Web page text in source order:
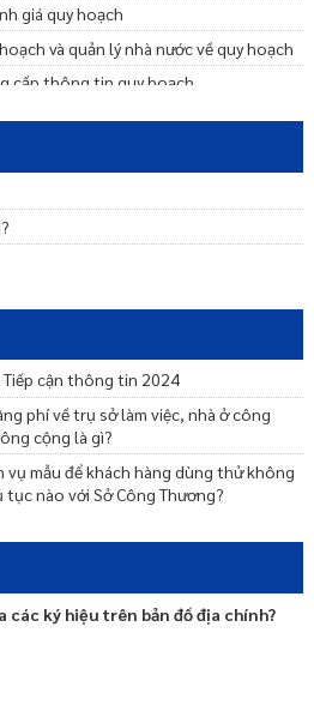
giá quy hoạch
và quản lý nhà nước về quy hoạch
cấp thông tin quy hoạch
hoạch
phê duyệt quy hoạch
cận thông tin 2024
phí về trụ sở làm việc, nhà ở công
cộng là gì?
vụ mẫu để khách hàng dùng thử không
nào với Sở Công Thương?
các ký hiệu trên bản đồ địa chính?